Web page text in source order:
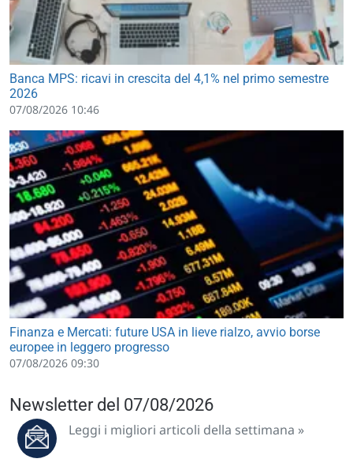
Banca MPS: ricavi in crescita del 4,1% nel primo semestre
2026
07/08/2026 10:46
Finanza e Mercati: future USA in lieve rialzo, avvio borse
europee in leggero progresso
07/08/2026 09:30
Newsletter del 07/08/2026
Leggi i migliori articoli della settimana »